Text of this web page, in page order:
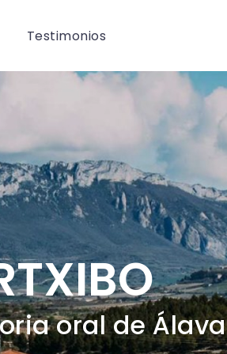
Testimonios
oral de Álava